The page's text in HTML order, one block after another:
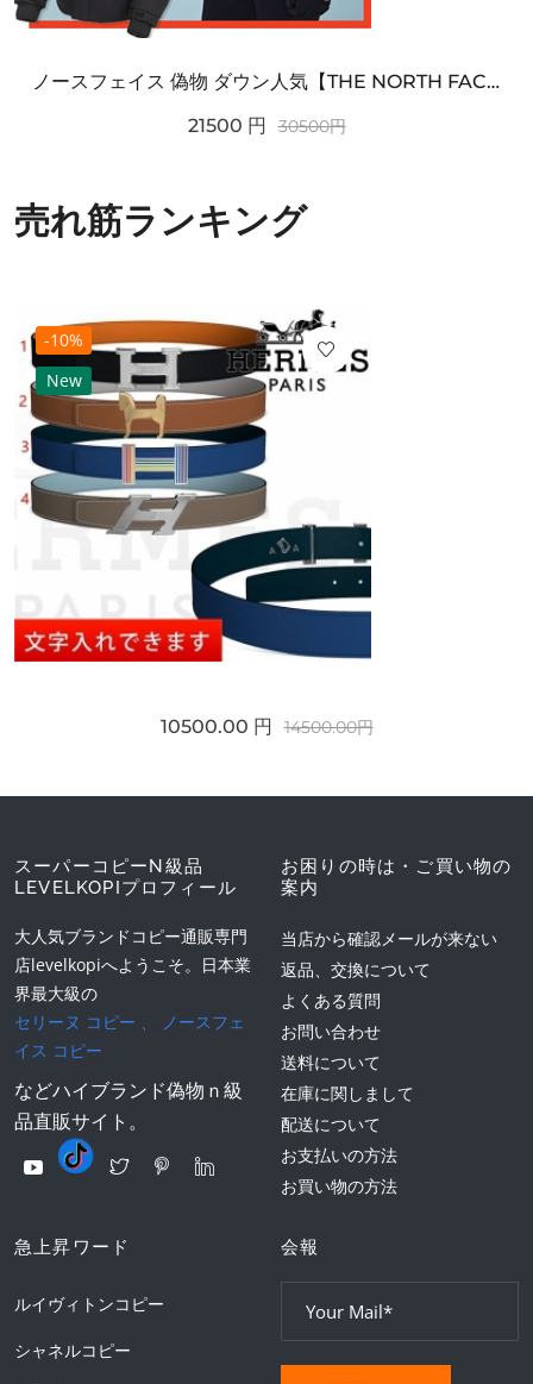
ノースフェイス 偽物 ダウン人気【THE NORTH FACE】M'S 7 SUMMIT HIM...
21500 円 30500円
売れ筋ランキング
-10%
New
10500.00 円 14500.00円
スーパーコピーN級品
LEVELKOPIプロフィール
大人気ブランドコピー通販専門
店levelkopiへようこそ。日本業
界最大級の
セリーヌ コピー 、
ノースフェ
イス コピー
などハイブランド偽物ｎ級
品直販サイト。
お困りの時は・ご買い物の
案内
当店から確認メールが来ない
返品、交換について
よくある質問
お問い合わせ
送料について
在庫に関しまして
配送について
お支払いの方法
お買い物の方法
急上昇ワード
ルイヴィトンコピー
シャネルコピー
会報